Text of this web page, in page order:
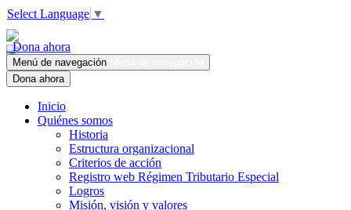
Select Language ▼
Dona ahora
Menú de navegación
Dona ahora
Inicio
Quiénes somos
Historia
Estructura organizacional
Criterios de acción
Registro web Régimen Tributario Especial
Logros
Misión, visión y valores